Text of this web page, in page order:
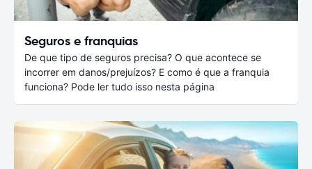
Seguros e franquias
De que tipo de seguros precisa? O que acontece se
incorrer em danos/prejuízos? E como é que a franquia
funciona? Pode ler tudo isso nesta página